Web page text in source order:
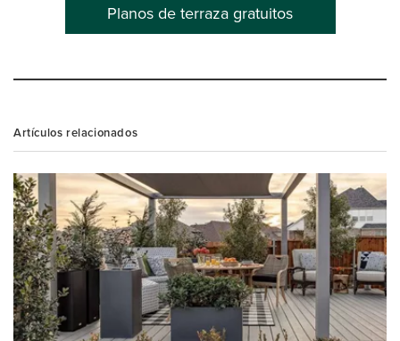
Planos de terraza gratuitos
Artículos relacionados